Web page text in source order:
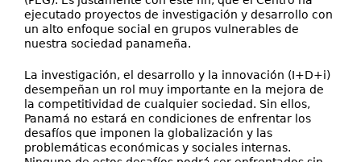
ejecutado proyectos de investigación y desarrollo con
un alto enfoque social en grupos vulnerables de
nuestra sociedad panameña.
La investigación, el desarrollo y la innovación (I+D+i)
desempeñan un rol muy importante en la mejora de
la competitividad de cualquier sociedad. Sin ellos,
Panamá no estará en condiciones de enfrentar los
desafíos que imponen la globalización y las
problemáticas económicas y sociales internas.